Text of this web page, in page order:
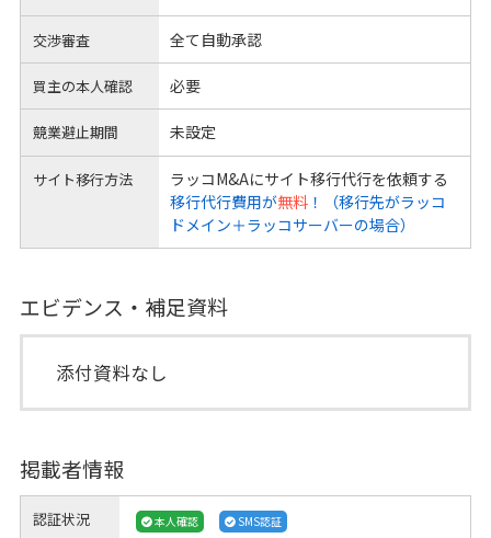
交渉審査 全て自動承認
買主の本人確認 必要
競業避止期間 未設定
サイト移行方法
ラッコM&Aにサイト移行代行を依頼する
移行代行費用が無料！（移行先がラッコ
ドメイン＋ラッコサーバーの場合）
エビデンス・補足資料
添付資料なし
掲載者情報
認証状況 本人確認
SMS認証